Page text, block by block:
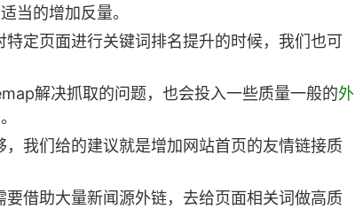
当的增加反量。
定页面进行关键词排名提升的时候，我们也可
解决抓取的问题，也会投入一些质量一般的外
我们给的建议就是增加网站首页的友情链接质
借助大量新闻源外链，去给页面相关词做高质